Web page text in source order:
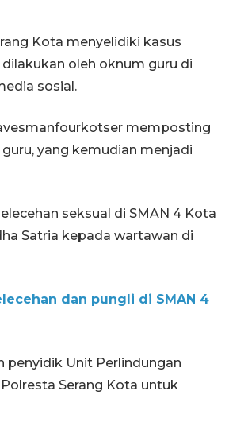
Kota menyelidiki kasus
oleh oknum guru di
sosial.
memposting
yang kemudian menjadi
seksual di SMAN 4 Kota
Satria kepada wartawan di
dan pungli di SMAN 4
penyidik Unit Perlindungan
Serang Kota untuk